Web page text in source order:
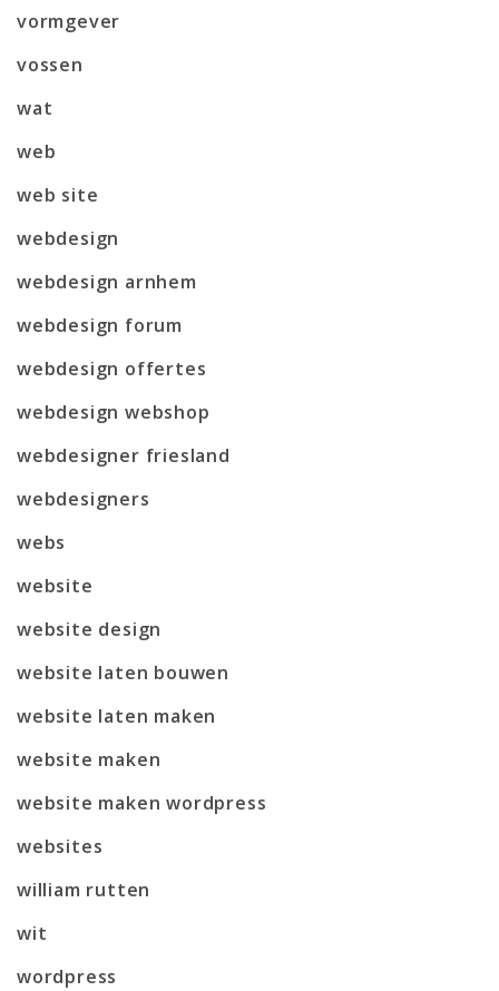
vormgever
vossen
wat
web
web site
webdesign
webdesign arnhem
webdesign forum
webdesign offertes
webdesign webshop
webdesigner friesland
webdesigners
webs
website
website design
website laten bouwen
website laten maken
website maken
website maken wordpress
websites
william rutten
wit
wordpress